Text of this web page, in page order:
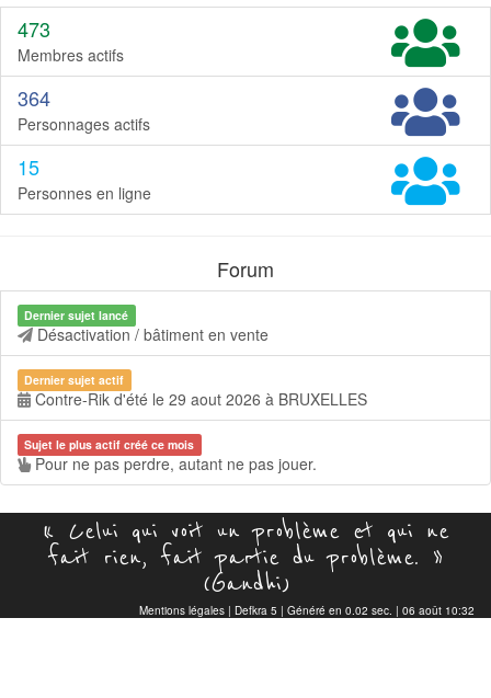
473
Membres actifs
364
Personnages actifs
15
Personnes en ligne
Forum
Dernier sujet lancé
Désactivation / bâtiment en vente
Dernier sujet actif
Contre-Rik d'été le 29 aout 2026 à BRUXELLES
Sujet le plus actif créé ce mois
Pour ne pas perdre, autant ne pas jouer.
« Celui qui voit un problème et qui ne
fait rien, fait partie du problème. »
(Gandhi)
Mentions légales | Defkra 5 | Généré en 0.02 sec. | 06 août 10:32